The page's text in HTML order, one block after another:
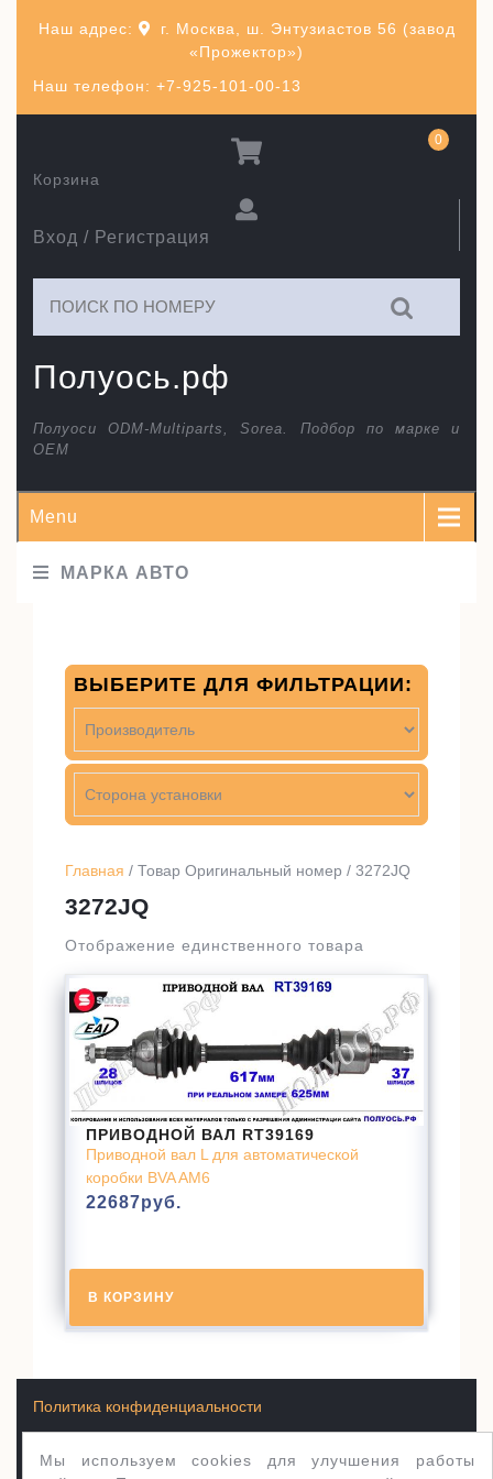
Наш телефон: +7-925-101-00-13
Наш адрес:
г. Москва, ш. Энтузиастов 56 (завод
«Прожектор»)
Полуось.рф
Полуоси ODM-Multiparts, Sorea. Подбор по марке и
ОЕМ
Вход / Регистрация
Корзина
0
Menu
МАРКА АВТО
Главная / Товар Оригинальный номер / 3272JQ
3272JQ
Отображение единственного товара
ПРИВОДНОЙ ВАЛ RT39169
Приводной вал L для автоматической
коробки BVA AM6
22687руб.
В КОРЗИНУ
ВЫБЕРИТЕ ДЛЯ ФИЛЬТРАЦИИ:
Мы используем cookies для улучшения работы
Условия продажи товаров
Политика конфиденциальности